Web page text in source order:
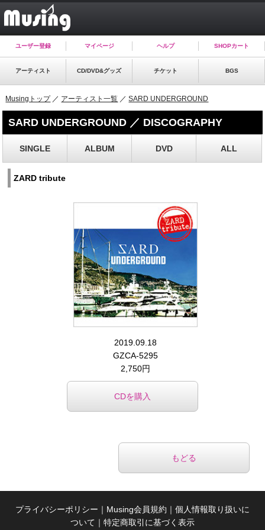
ユーザー登録 マイページ ヘルプ SHOPカート
アーティスト CD/DVD&グッズ チケット BGS
Musingトップ／ アーティスト一覧 ／SARD UNDERGROUND
SARD UNDERGROUND ／ DISCOGRAPHY
SINGLE ALBUM DVD ALL
ZARD tribute
2019.09.18
GZCA-5295
2,750円
CDを購入
もどる
プライバシーポリシー ｜ Musing会員規約 ｜ 個人情報取り扱いに
ついて ｜ 特定商取引に基づく表示